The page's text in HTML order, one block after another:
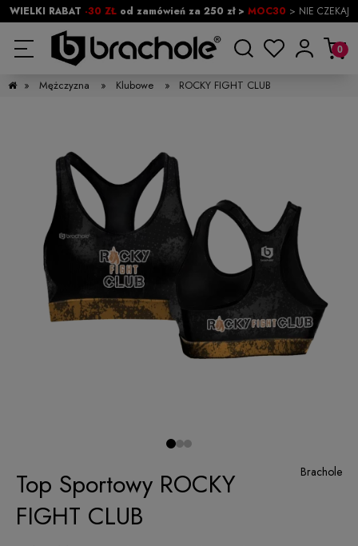
WIELKI RABAT -30 ZŁod zamówień za 250 zł > MOC30 > NIE CZEKAJ
» Mężczyzna » Klubowe » ROCKY FIGHT CLUB
Brachole
Top Sportowy ROCKY
FIGHT CLUB